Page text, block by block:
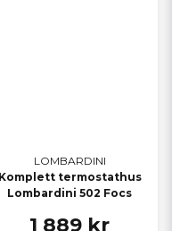
LOMBARDINI
Komplett termostathus
Lombardini 502 Focs
1 889 kr